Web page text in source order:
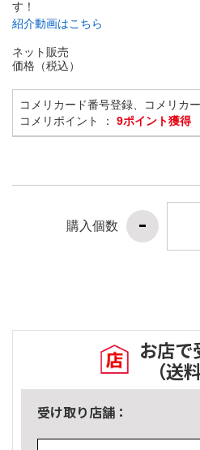
す！
紹介動画はこちら
ネット販売
価格（税込）
コメリカード番号登録、コメリカ
コメリポイント ： 9ポイント獲得
購入個数
お店で
（送
受け取り店舗：